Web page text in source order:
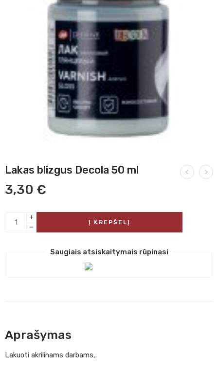
Lakas blizgus Decola 50 ml
3,30 €
Į KREPŠELĮ
Saugiais atsiskaitymais rūpinasi
Aprašymas
Lakuoti akrilinams darbams,.